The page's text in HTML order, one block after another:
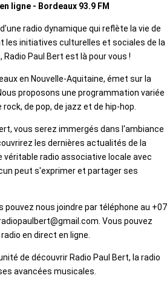
ligne - Bordeaux 93.9 FM
radio dynamique qui reflète la vie de
les initiatives culturelles et sociales de la
Radio Paul Bert est là pour vous !
en Nouvelle-Aquitaine, émet sur la
proposons une programmation variée
de pop, de jazz et de hip-hop.
vous serez immergés dans l'ambiance
les dernières actualités de la
véritable radio associative locale avec
peut s'exprimer et partager ses
pouvez nous joindre par téléphone au +07
Vous pouvez
en direct en ligne.
de découvrir Radio Paul Bert, la radio
avancées musicales.